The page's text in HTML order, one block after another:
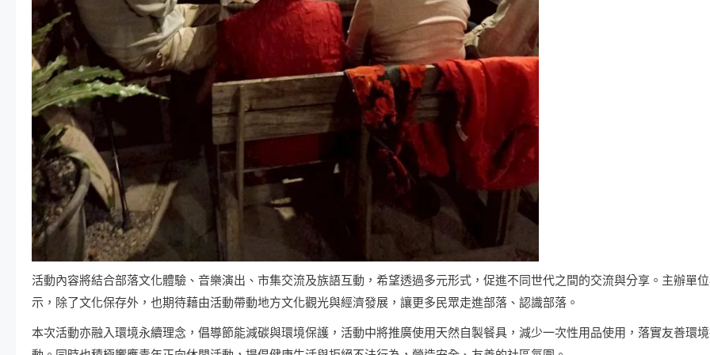
活動內容將結合部落文化體驗、音樂演出、市集交流及族語互動，希望透過多元形式，促進不同世代之間的交流與分享。主辦單
示，除了文化保存外，也期待藉由活動帶動地方文化觀光與經濟發展，讓更多民眾走進部落、認識部落。
本次活動亦融入環境永續理念，倡導節能減碳與環境保護，活動中將推廣使用天然自製餐具，減少一次性用品使用，落實友善環